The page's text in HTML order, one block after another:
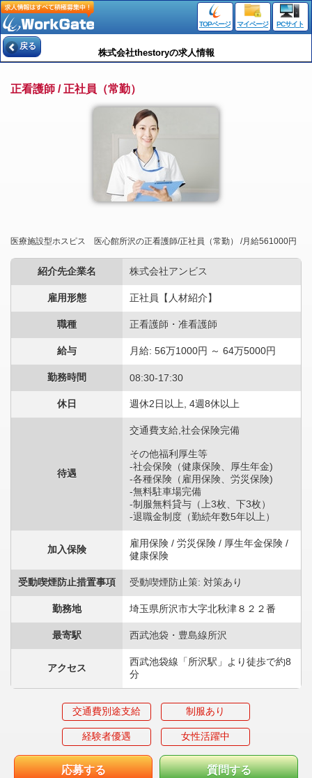
TOPページ マイページ PCサイト
戻る
株式会社thestoryの求人情報
正看護師 / 正社員（常勤）
医療施設型ホスピス 医心館所沢の正看護師/正社員（常勤） /月給561000円
紹介先企業名 株式会社アンビス
雇用形態 正社員【人材紹介】
職種 正看護師・准看護師
給与 月給: 56万1000円 ～ 64万5000円
勤務時間 08:30-17:30
休日 週休2日以上, 4週8休以上
待遇
交通費支給,社会保険完備
その他福利厚生等
-社会保険（健康保険、厚生年金)
-各種保険（雇用保険、労災保険)
-無料駐車場完備
-制服無料貸与（上3枚、下3枚）
-退職金制度（勤続年数5年以上）
加入保険
雇用保険 / 労災保険 / 厚生年金保険 /
健康保険
受動喫煙防止措置事項 受動喫煙防止策: 対策あり
勤務地 埼玉県所沢市大字北秋津８２２番
最寄駅 西武池袋・豊島線所沢
アクセス
西武池袋線「所沢駅」より徒歩で約8
分
交通費別途支給 制服あり
経験者優遇 女性活躍中
応募する 質問する